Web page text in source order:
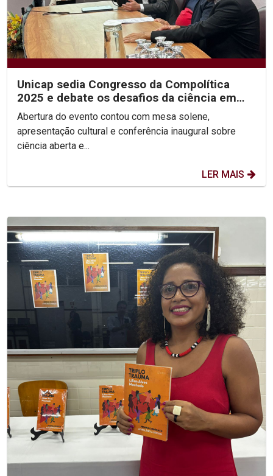
Unicap sedia Congresso da Compolítica
2025 e debate os desafios da ciência em
tempos de...
Abertura do evento contou com mesa solene,
apresentação cultural e conferência inaugural sobre
ciência aberta e...
LER MAIS